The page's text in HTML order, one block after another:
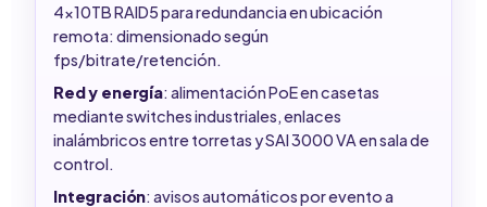
4x10TB RAID5 para redundancia en ubicación
remota: dimensionado según
fps/bitrate/retención.
Red y energía: alimentación PoE en casetas
mediante switches industriales, enlaces
inalámbricos entre torretas y SAI 3000 VA en sala de
control.
Integración: avisos automáticos por evento a